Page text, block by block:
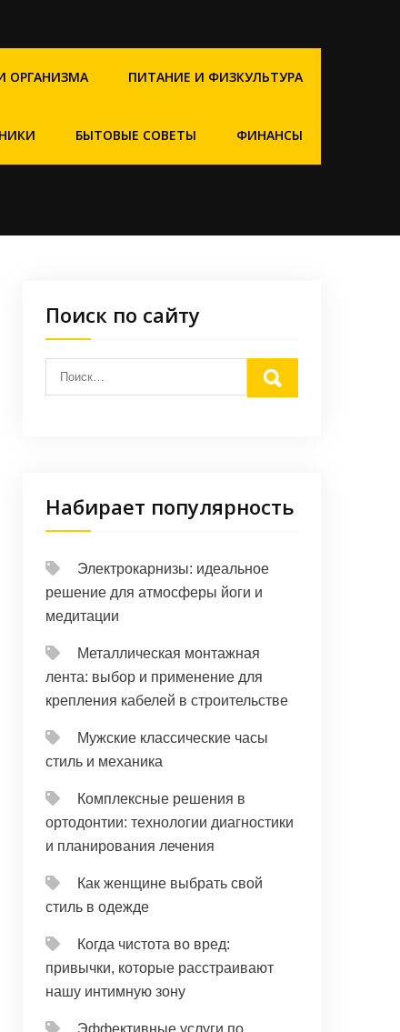
ОРГАНИЗМА ПИТАНИЕ И ФИЗКУЛЬТУРА
БЫТОВЫЕ СОВЕТЫ ФИНАНСЫ
Поиск по сайту
Набирает популярность
Электрокарнизы: идеальное
решение для атмосферы йоги и
медитации
Металлическая монтажная
лента: выбор и применение для
крепления кабелей в строительстве
Мужские классические часы
стиль и механика
Комплексные решения в
ортодонтии: технологии диагностики
и планирования лечения
Как женщине выбрать свой
стиль в одежде
Когда чистота во вред:
привычки, которые расстраивают
нашу интимную зону
Эффективные услуги по